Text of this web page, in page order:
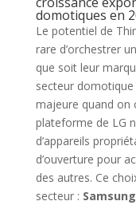
domotiques en
Le potentiel de
rare d’orchestrer
que soit leur
secteur
majeure quand on
plateforme de LG
d’appareils
d’ouverture pour
des autres. Ce
secteur :